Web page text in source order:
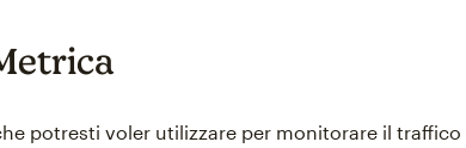
potresti voler utilizzare per monitorare il traffico